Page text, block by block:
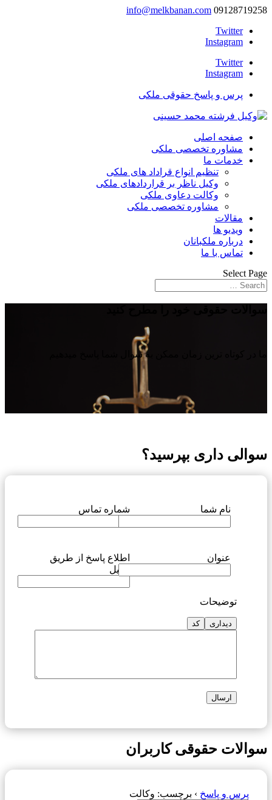
09128719258
info@melkbanan.com
Twitter
Instagram
Twitter
Instagram
پرس و پاسخ حقوقی ملکی
صفحه اصلی
مشاوره تخصصی ملکی
خدمات ما
تنظیم انواع قراداد های ملکی
وکیل ناظر بر قراردادهای ملکی
وکالت دعاوی ملکی
مشاوره تخصصی ملکی
مقالات
ویدیو ها
درباره ملکبانان
تماس با ما
Select Page
ما در کوتاه ترین زمان ممکن به سوال شما پاسخ میدهیم
سوالی داری بپرسید؟
شماره تماس نام شما
اطلاع پاسخ از طریق
ایمیل
عنوان
توضیحات
دیداری کد
سوالات حقوقی کاربران
پرس و پاسخ › برچسب: وکالت